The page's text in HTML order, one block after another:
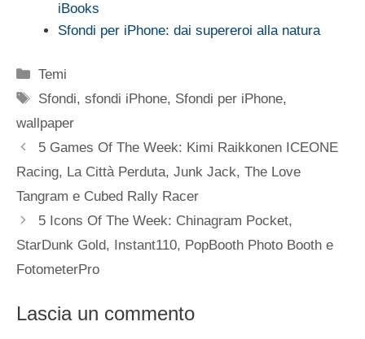
iBooks
Sfondi per iPhone: dai supereroi alla natura
Categorie
Temi
Tag
Sfondi,sfondi iPhone, Sfondi per iPhone,
wallpaper
5 Games Of The Week: Kimi Raikkonen ICEONE
Racing, La Città Perduta, Junk Jack, The Love
Tangram e Cubed Rally Racer
5 Icons Of The Week: Chinagram Pocket,
StarDunk Gold, Instant110, PopBooth Photo Booth e
FotometerPro
Lascia un commento